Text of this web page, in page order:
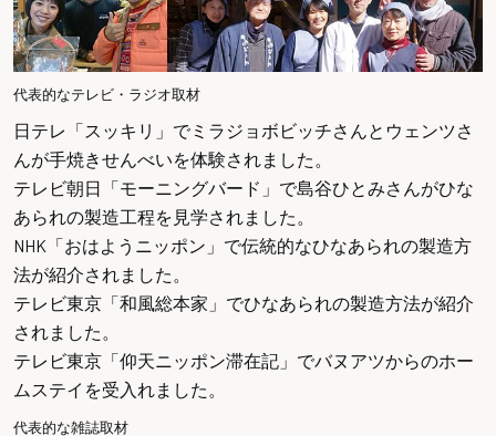
代表的なテレビ・ラジオ取材
日テレ「スッキリ」 でミラジョボビッチさんとウェンツさ
んが手焼きせんべいを体験されました。
テレビ朝日「モーニングバード」 で島谷ひとみさんがひな
あられの製造工程を見学されました。
NHK「おはようニッポン」 で伝統的なひなあられの製造方
法が紹介されました。
テレビ東京「和風総本家」 でひなあられの製造方法が紹介
されました。
テレビ東京「仰天ニッポン滞在記」 でバヌアツからのホー
ムステイを受入れました。
代表的な雑誌取材